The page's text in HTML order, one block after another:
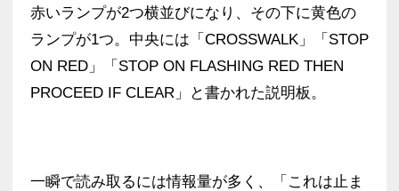
赤いランプが2つ横並びになり、その下に黄色の
ランプが1つ。中央には「CROSSWALK」「STOP
ON RED」「STOP ON FLASHING RED THEN
PROCEED IF CLEAR」と書かれた説明板。
一瞬で読み取るには情報量が多く、「これは止ま